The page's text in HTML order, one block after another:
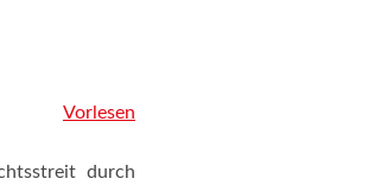
Vorlesen
durch